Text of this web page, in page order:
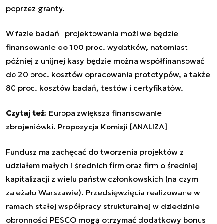
poprzez granty.
W fazie badań i projektowania możliwe będzie
finansowanie do 100 proc. wydatków, natomiast
później z unijnej kasy będzie można współfinansować
do 20 proc. kosztów opracowania prototypów, a także
80 proc. kosztów badań, testów i certyfikatów.
Czytaj też: Europa zwiększa finansowanie
zbrojeniówki. Propozycja Komisji [ANALIZA]
Fundusz ma zachęcać do tworzenia projektów z
udziałem małych i średnich firm oraz firm o średniej
kapitalizacji z wielu państw członkowskich (na czym
zależało Warszawie). Przedsięwzięcia realizowane w
ramach stałej współpracy strukturalnej w dziedzinie
obronności PESCO mogą otrzymać dodatkowy bonus